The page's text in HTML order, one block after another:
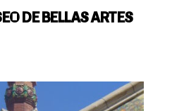
DE BELLAS ARTES